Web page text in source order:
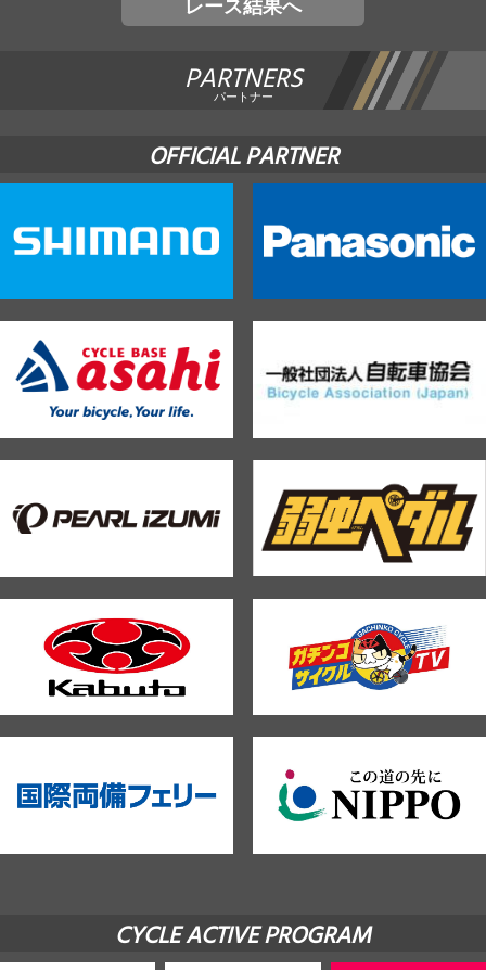
レース結果へ
PARTNERS
パートナー
OFFICIAL PARTNER
CYCLE ACTIVE PROGRAM